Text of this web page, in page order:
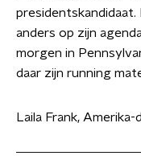
anders op zijn
morgen in
daar zijn running
Laila Frank,